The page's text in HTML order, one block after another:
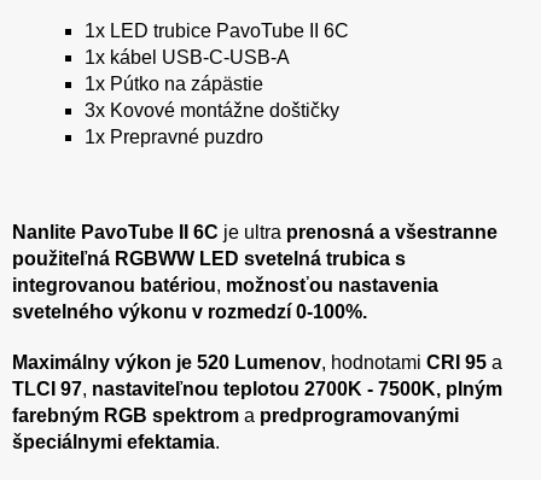
1x LED trubice PavoTube II 6C
1x kábel USB-C-USB-A
1x Pútko na zápästie
3x Kovové montážne doštičky
1x Prepravné puzdro
Nanlite PavoTube II 6C je ultra prenosná a všestranne
použiteľná RGBWW LED svetelná trubica s
integrovanou batériou, možnosťou nastavenia
svetelného výkonu v rozmedzí 0-100%.
Maximálny výkon je 520 Lumenov, hodnotami CRI 95 a
TLCI 97, nastaviteľnou teplotou 2700K - 7500K, plným
farebným RGB spektrom a predprogramovanými
špeciálnymi efektamia.